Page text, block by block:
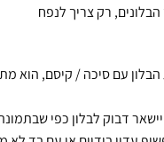
רק צריך לנפח
עם סיכה / קיסם, הוא
דבוק לבלון כפי